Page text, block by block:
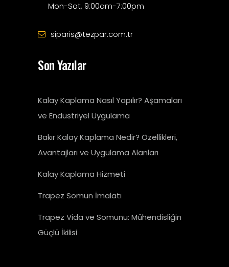
Mon-Sat, 9:00am-7:00pm
siparis@tezpar.com.tr
Son Yazılar
Kalay Kaplama Nasıl Yapılır? Aşamaları
ve Endüstriyel Uygulama
Bakır Kalay Kaplama Nedir? Özellikleri,
Avantajları ve Uygulama Alanları
Kalay Kaplama Hizmeti
Trapez Somun İmalatı
Trapez Vida ve Somunu: Mühendisliğin
Güçlü İkilisi